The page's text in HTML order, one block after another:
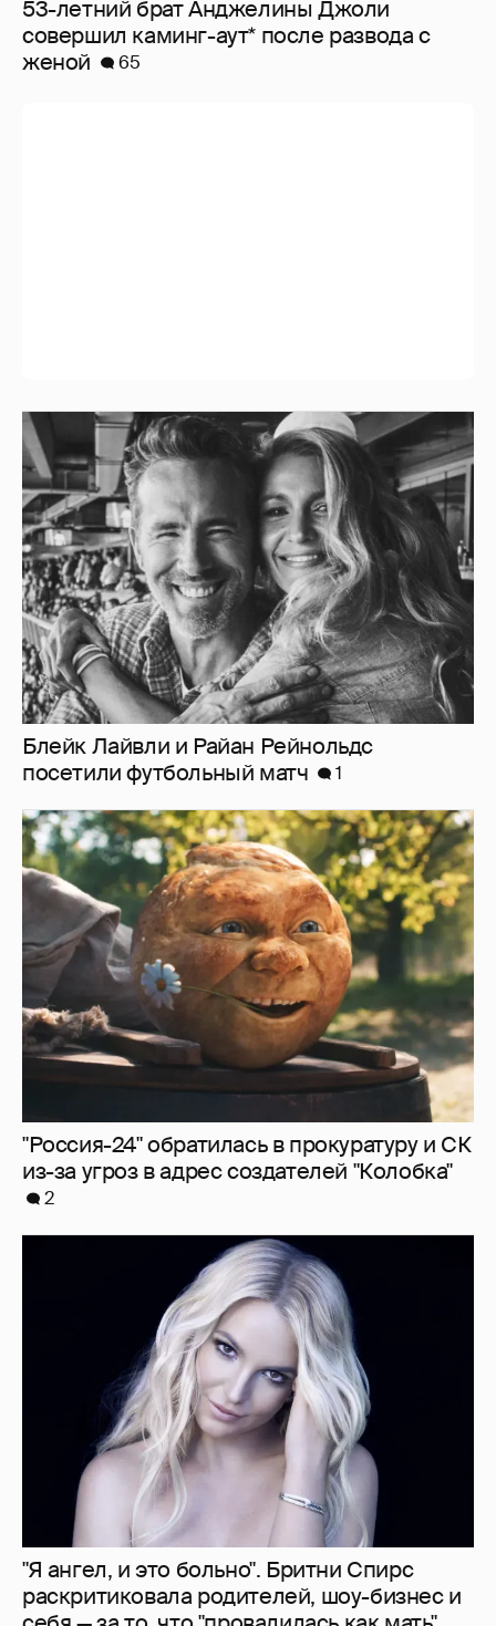
53-летний брат Анджелины Джоли
совершил каминг-аут* после развода с
женой
65
Блейк Лайвли и Райан Рейнольдс
посетили футбольный матч
1
"Россия-24" обратилась в прокуратуру и СК
из-за угроз в адрес создателей "Колобка"
"Я ангел, и это больно". Бритни Спирс
раскритиковала родителей, шоу-бизнес и
себя — за то, что "провалилась как мать"